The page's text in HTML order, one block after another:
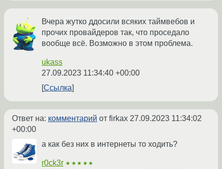
Вчера жутко ддосили всяких таймвебов и
прочих провайдеров так, что проседало
вообще всё. Возможно в этом проблема.
ukass
27.09.2023 11:34:40 +00:00
Ссылка
Ответ на: комментарий от firkax 27.09.2023 11:34:02
+00:00
а как без них в интернеты то ходить?
r0ck3r ★★★★★